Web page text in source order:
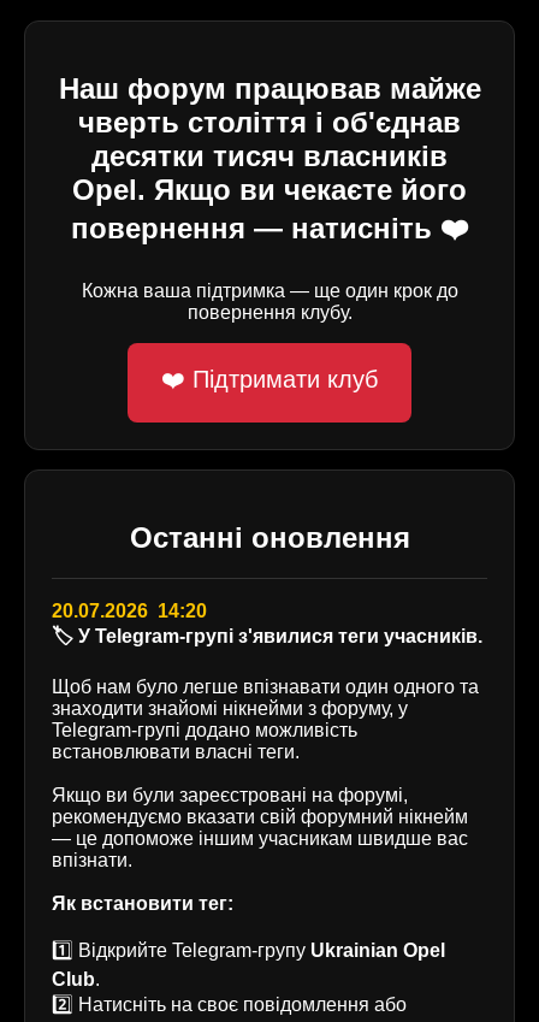
Наш форум працював майже
чверть століття і об'єднав
десятки тисяч власників
Opel. Якщо ви чекаєте його
повернення — натисніть ❤️
Кожна ваша підтримка — ще один крок до
повернення клубу.
❤️ Підтримати клуб
Останні оновлення
20.07.2026 14:20
🏷️ У Telegram-групі з'явилися теги учасників.
Щоб нам було легше впізнавати один одного та
знаходити знайомі нікнейми з форуму, у
Telegram-групі додано можливість
встановлювати власні теги.
Якщо ви були зареєстровані на форумі,
рекомендуємо вказати свій форумний нікнейм
— це допоможе іншим учасникам швидше вас
впізнати.
Як встановити тег:
1️⃣ Відкрийте Telegram-групу Ukrainian Opel
Club.
2️⃣ Натисніть на своє повідомлення або